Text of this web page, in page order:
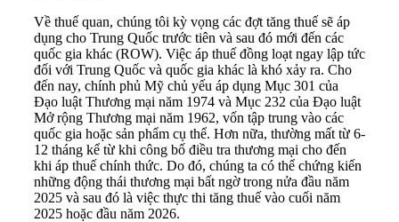
Về thuế quan, chúng tôi kỳ vọng các đợt tăng thuế sẽ áp
dụng cho Trung Quốc trước tiên và sau đó mới đến các
quốc gia khác (ROW). Việc áp thuế đồng loạt ngay lập tức
đối với Trung Quốc và quốc gia khác là khó xảy ra. Cho
đến nay, chính phủ Mỹ chủ yếu áp dụng Mục 301 của
Đạo luật Thương mại năm 1974 và Mục 232 của Đạo luật
Mở rộng Thương mại năm 1962, vốn tập trung vào các
quốc gia hoặc sản phẩm cụ thể. Hơn nữa, thường mất từ 6-
12 tháng kể từ khi công bố điều tra thương mại cho đến
khi áp thuế chính thức. Do đó, chúng ta có thể chứng kiến
những động thái thương mại bất ngờ trong nửa đầu năm
2025 và sau đó là việc thực thi tăng thuế vào cuối năm
2025 hoặc đầu năm 2026.